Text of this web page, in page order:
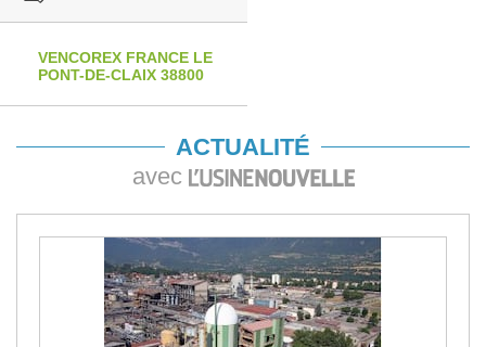
VENCOREX FRANCE LE
PONT-DE-CLAIX 38800
ACTUALITÉ
avec